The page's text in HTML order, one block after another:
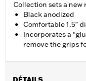
Collection sets a
Black anodized
Comfortable 1.5"
Incorporates a
remove the grips